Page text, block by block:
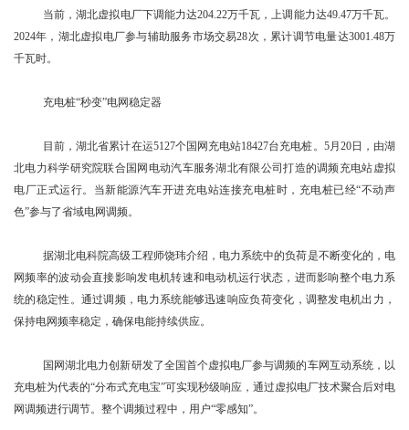
当前，湖北虚拟电厂下调能力达204.22万千瓦，上调能力达49.47万千瓦。
2024年，湖北虚拟电厂参与辅助服务市场交易28次，累计调节电量达3001.48万
千瓦时。
充电桩“秒变”电网稳定器
目前，湖北省累计在运5127个国网充电站18427台充电桩。5月20日，由湖
北电力科学研究院联合国网电动汽车服务湖北有限公司打造的调频充电站虚拟
电厂正式运行。当新能源汽车开进充电站连接充电桩时，充电桩已经“不动声
色”参与了省域电网调频。
据湖北电科院高级工程师饶玮介绍，电力系统中的负荷是不断变化的，电
网频率的波动会直接影响发电机转速和电动机运行状态，进而影响整个电力系
统的稳定性。通过调频，电力系统能够迅速响应负荷变化，调整发电机出力，
保持电网频率稳定，确保电能持续供应。
国网湖北电力创新研发了全国首个虚拟电厂参与调频的车网互动系统，以
充电桩为代表的“分布式充电宝”可实现秒级响应，通过虚拟电厂技术聚合后对电
网调频进行调节。整个调频过程中，用户“零感知”。